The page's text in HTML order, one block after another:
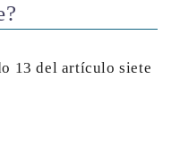
13 del artículo siete